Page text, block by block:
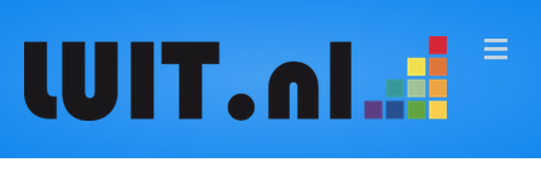
M
E